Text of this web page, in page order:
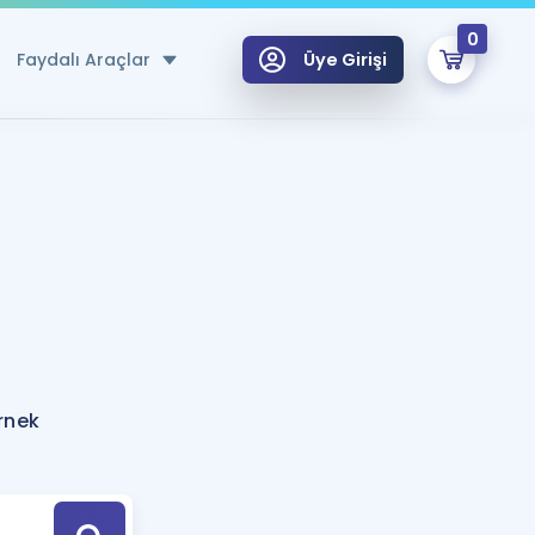
Faydalı Araçlar
Hesaplama Aracı
için Öneriler
Tek Takvimde
Üye Girişi
0